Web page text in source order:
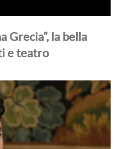
Grecia”, la bella
e teatro